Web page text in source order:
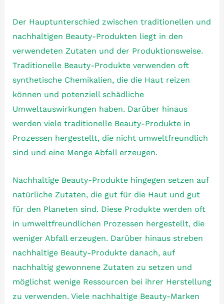
Der Hauptunterschied zwischen traditionellen und
nachhaltigen Beauty-Produkten liegt in den
verwendeten Zutaten und der Produktionsweise.
Traditionelle Beauty-Produkte verwenden oft
synthetische Chemikalien, die die Haut reizen
können und potenziell schädliche
Umweltauswirkungen haben. Darüber hinaus
werden viele traditionelle Beauty-Produkte in
Prozessen hergestellt, die nicht umweltfreundlich
sind und eine Menge Abfall erzeugen.
Nachhaltige Beauty-Produkte hingegen setzen auf
natürliche Zutaten, die gut für die Haut und gut
für den Planeten sind. Diese Produkte werden oft
in umweltfreundlichen Prozessen hergestellt, die
weniger Abfall erzeugen. Darüber hinaus streben
nachhaltige Beauty-Produkte danach, auf
nachhaltig gewonnene Zutaten zu setzen und
möglichst wenige Ressourcen bei ihrer Herstellung
zu verwenden. Viele nachhaltige Beauty-Marken